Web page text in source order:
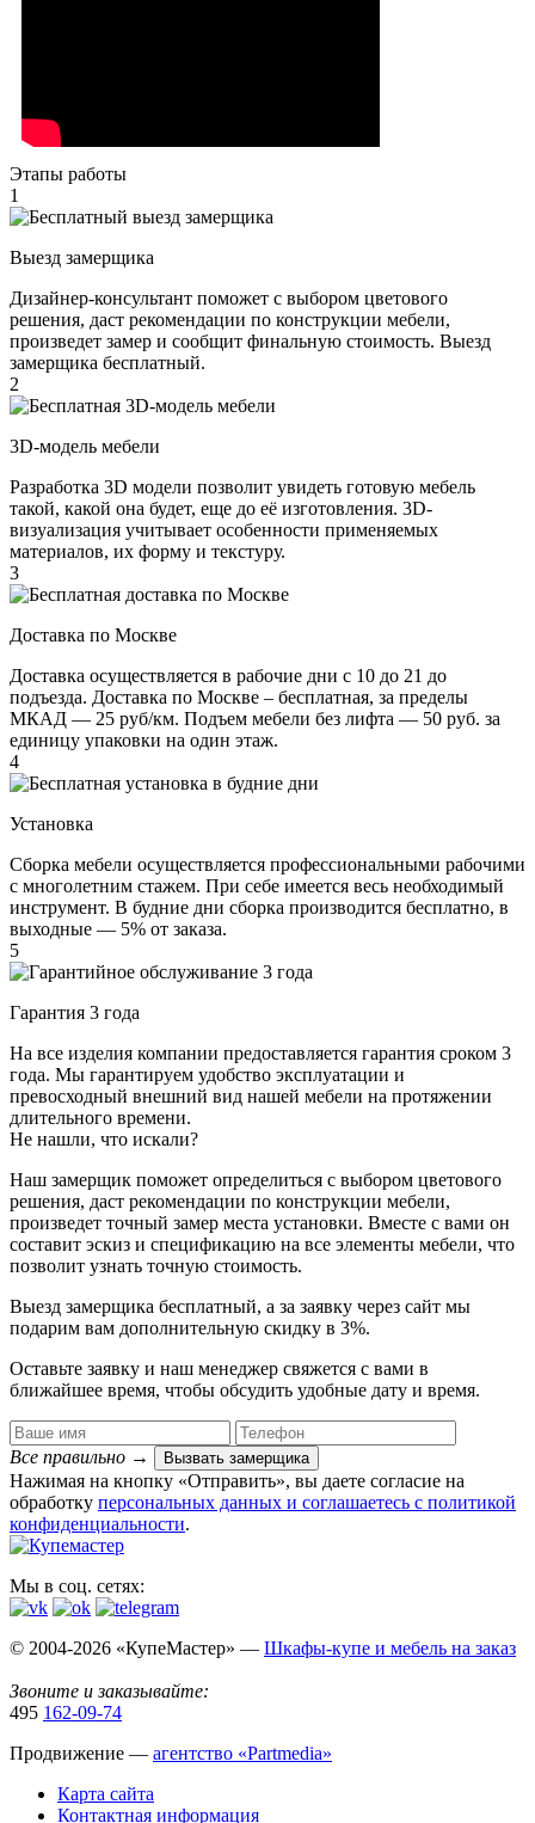
Этапы работы
1
Выезд замерщика
Дизайнер-консультант поможет с выбором цветового
решения, даст рекомендации по конструкции мебели,
произведет замер и сообщит финальную стоимость. Выезд
замерщика бесплатный.
2
3D-модель мебели
Разработка 3D модели позволит увидеть готовую мебель
такой, какой она будет, еще до её изготовления. 3D-
визуализация учитывает особенности применяемых
материалов, их форму и текстуру.
3
Доставка по Москве
Доставка осуществляется в рабочие дни с 10 до 21 до
подъезда. Доставка по Москве – бесплатная, за пределы
МКАД — 25 руб/км. Подъем мебели без лифта — 50 руб. за
единицу упаковки на один этаж.
4
Установка
Сборка мебели осуществляется профессиональными рабочими
с многолетним стажем. При себе имеется весь необходимый
инструмент. В будние дни сборка производится бесплатно, в
выходные — 5% от заказа.
5
Гарантия 3 года
На все изделия компании предоставляется гарантия сроком 3
года. Мы гарантируем удобство эксплуатации и
превосходный внешний вид нашей мебели на протяжении
длительного времени.
Не нашли, что искали?
Наш замерщик поможет определиться с выбором цветового
решения, даст рекомендации по конструкции мебели,
произведет точный замер места установки. Вместе с вами он
составит эскиз и спецификацию на все элементы мебели, что
позволит узнать точную стоимость.
Выезд замерщика бесплатный, а за заявку через сайт мы
подарим вам дополнительную скидку в 3%.
Оставьте заявку и наш менеджер свяжется с вами в
ближайшее время, чтобы обсудить удобные дату и время.
Все правильно → Вызвать замерщика
Нажимая на кнопку «Отправить», вы даете согласие на
обработку персональных данных​ и соглашаетесь c политикой
конфиденциальности.
Мы в соц. сетях:
© 2004-2026 «КупеМастер» — Шкафы-купе и мебель на заказ
Звоните и заказывайте:
495 162-09-74
Продвижение — агентство «Partmedia»
Карта сайта
Контактная информация